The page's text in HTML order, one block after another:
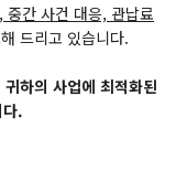
중간 사건 대응, 관납료
드리고 있습니다.
하의 사업에 최적화된
.